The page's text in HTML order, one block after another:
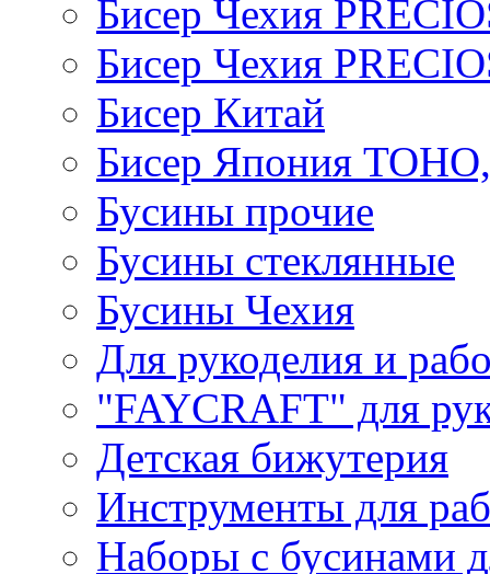
Бисер Чехия
Бисер Чехия
Бисер Китай
Бисер Япония
Бусины прочие
Бусины стеклянные
Бусины Чехия
Для рукоделия и
"FAYCRAFT" для
Детская бижутерия
Инструменты для
Наборы с бусинами